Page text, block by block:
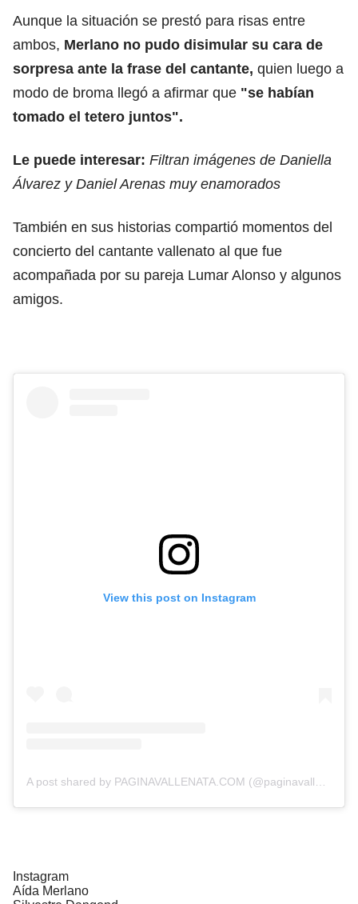
Aunque la situación se prestó para risas entre
ambos, Merlano no pudo disimular su cara de
sorpresa ante la frase del cantante, quien luego a
modo de broma llegó a afirmar que "se habían
tomado el tetero juntos".
Le puede interesar: Filtran imágenes de Daniella
Álvarez y Daniel Arenas muy enamorados
También en sus historias compartió momentos del
concierto del cantante vallenato al que fue
acompañada por su pareja Lumar Alonso y algunos
amigos.
View this post on Instagram
Instagram
Aída Merlano